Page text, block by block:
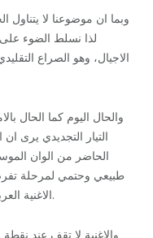
وبما ان موضوعنا لا يتناول
لذا نسلط الضوء
الاجيال، وهو الصراع
والحال اليوم كما الحال
التيار التجديدي يرى
الحاضر من الوان
طبيعي وحتمي لمرحلة
الاغنية العربية مثلا مسارا مختلفا عن المسار الموروث.
والاغنية لا تقف عند